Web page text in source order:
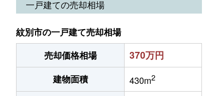
一戸建ての売却相場
紋別市の一戸建て売却相場
売却価格相場
370万円
建物面積 430m2